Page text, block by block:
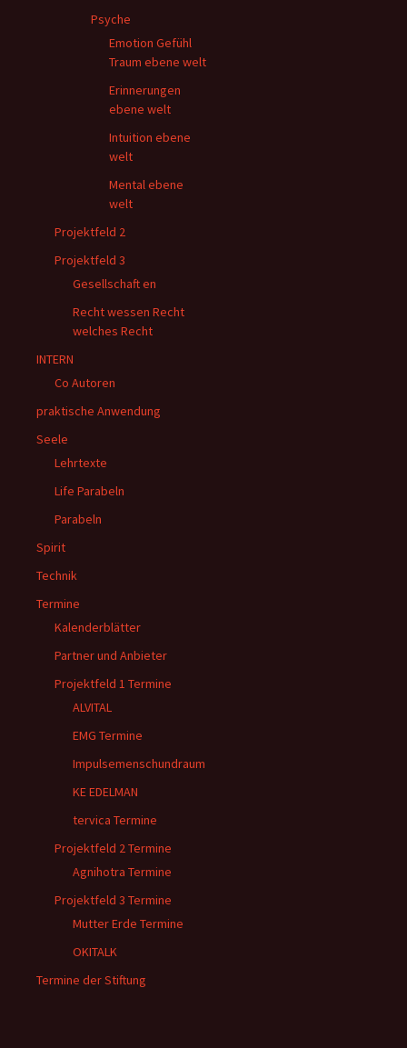
Psyche
Emotion Gefühl
Traum ebene welt
Erinnerungen
ebene welt
Intuition ebene
welt
Mental ebene
welt
Projektfeld 2
Projektfeld 3
Gesellschaft en
Recht wessen Recht
welches Recht
INTERN
Co Autoren
praktische Anwendung
Seele
Lehrtexte
Life Parabeln
Parabeln
Spirit
Technik
Termine
Kalenderblätter
Partner und Anbieter
Projektfeld 1 Termine
ALVITAL
EMG Termine
Impulsemenschundraum
KE EDELMAN
tervica Termine
Projektfeld 2 Termine
Agnihotra Termine
Projektfeld 3 Termine
Mutter Erde Termine
OKITALK
Termine der Stiftung